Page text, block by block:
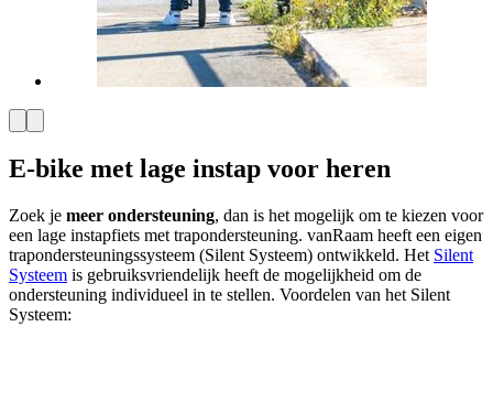
E-bike met lage instap voor heren
Zoek je meer ondersteuning, dan is het mogelijk om te kiezen voor
een lage instapfiets met trapondersteuning. vanRaam heeft een eigen
trapondersteuningssysteem (Silent Systeem) ontwikkeld. Het Silent
Systeem is gebruiksvriendelijk heeft de mogelijkheid om de
ondersteuning individueel in te stellen. Voordelen van het Silent
Systeem: